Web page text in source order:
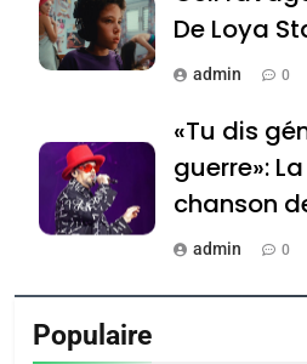
De Loya
admin 0
«Tu dis
guerre»:
chanson
admin 0
Tout sur
Populaire
Azilal
du terroir
DAFINA MAROC
Oeil
De
ISRAÉL